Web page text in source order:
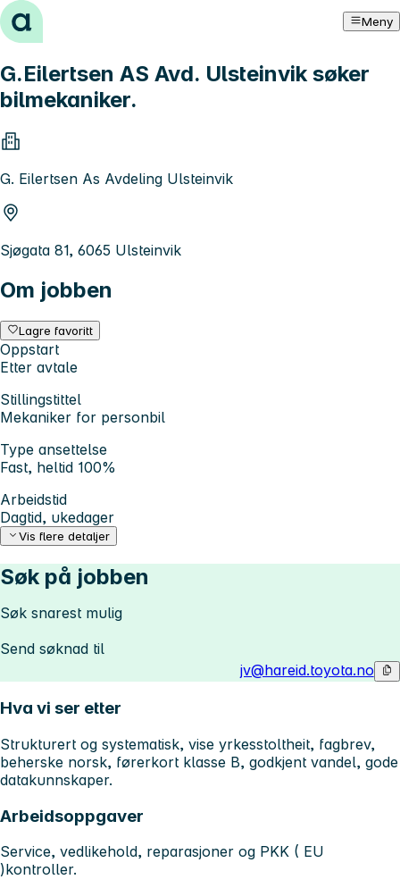
Hopp til innhold Meny
G.Eilertsen AS Avd. Ulsteinvik søker
bilmekaniker.
G. Eilertsen As Avdeling Ulsteinvik
Sjøgata 81, 6065 Ulsteinvik
Om jobben
Lagre favoritt
Oppstart
Etter avtale
Stillingstittel
Mekaniker for personbil
Type ansettelse
Fast, heltid 100%
Arbeidstid
Dagtid, ukedager
Vis flere detaljer
Søk på jobben
Søk snarest mulig
Send søknad til
jv@hareid.toyota.no
Hva vi ser etter
Strukturert og systematisk, vise yrkesstoltheit, fagbrev,
beherske norsk, førerkort klasse B, godkjent vandel, gode
datakunnskaper.
Arbeidsoppgaver
Service, vedlikehold, reparasjoner og PKK ( EU
)kontroller.